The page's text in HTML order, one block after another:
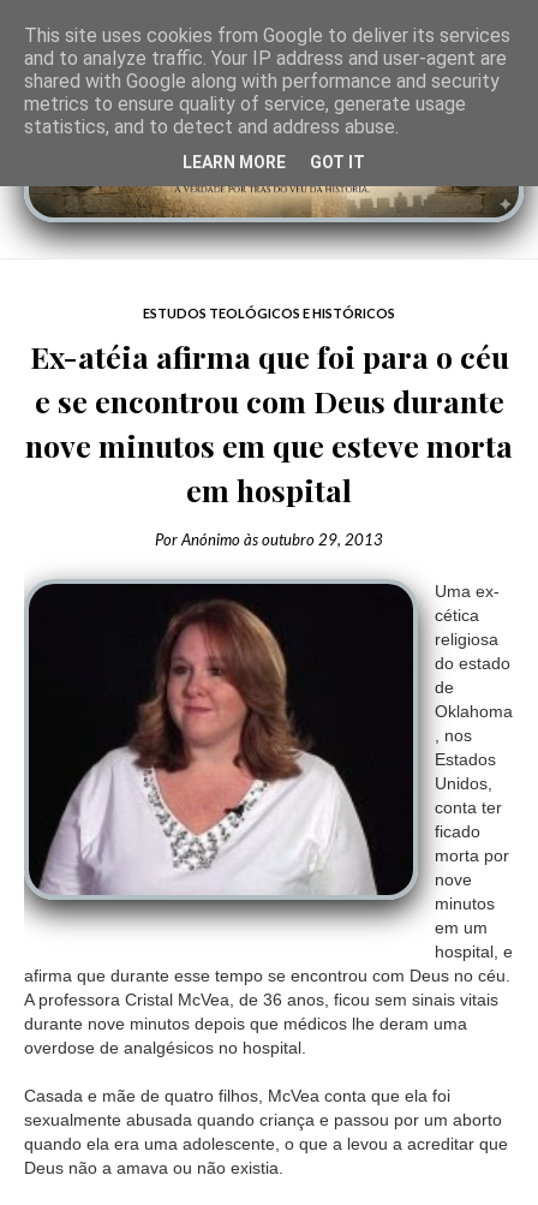
ESTUDOS TEOLÓGICOS E HISTÓRICOS
Ex-atéia afirma que foi para o céu
e se encontrou com Deus durante
nove minutos em que esteve morta
em hospital
PorAnónimoàsoutubro 29, 2013
Uma ex-
cética
religiosa
do estado
de
Oklahoma
, nos
Estados
Unidos,
conta ter
ficado
morta por
nove
minutos
em um
hospital, e
afirma que durante esse tempo se encontrou com Deus no céu.
A professora Cristal McVea, de 36 anos, ficou sem sinais vitais
durante nove minutos depois que médicos lhe deram uma
overdose de analgésicos no hospital.
Casada e mãe de quatro filhos, McVea conta que ela foi
sexualmente abusada quando criança e passou por um aborto
quando ela era uma adolescente, o que a levou a acreditar que
Deus não a amava ou não existia.
This site uses cookies from Google to deliver its services
and to analyze traffic. Your IP address and user-agent are
shared with Google along with performance and security
metrics to ensure quality of service, generate usage
statistics, and to detect and address abuse.
LEARN MORE GOT IT